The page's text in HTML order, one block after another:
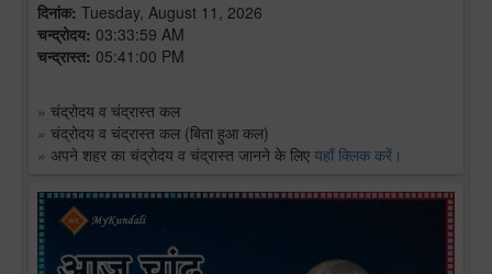
दिनांक: Tuesday, August 11, 2026
चन्द्रोदय: 03:33:59 AM
चन्द्रास्त: 05:41:00 PM
» चंद्रोदय व चंद्रास्त कल
» चंद्रोदय व चंद्रास्त कल (बिता हुआ कल)
» अपने शहर का चंद्रोदय व चंद्रास्त जानने के लिए यहाँ क्लिक करें।